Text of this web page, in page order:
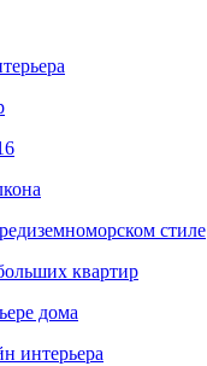
стиле
квартир
дома
интерьера